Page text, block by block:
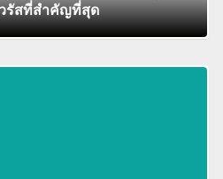
รัสที่สำคัญที่สุด